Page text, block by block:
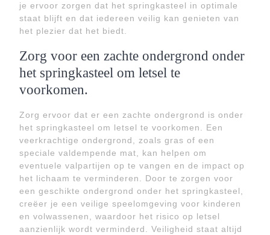
je ervoor zorgen dat het springkasteel in optimale
staat blijft en dat iedereen veilig kan genieten van
het plezier dat het biedt.
Zorg voor een zachte ondergrond onder
het springkasteel om letsel te
voorkomen.
Zorg ervoor dat er een zachte ondergrond is onder
het springkasteel om letsel te voorkomen. Een
veerkrachtige ondergrond, zoals gras of een
speciale valdempende mat, kan helpen om
eventuele valpartijen op te vangen en de impact op
het lichaam te verminderen. Door te zorgen voor
een geschikte ondergrond onder het springkasteel,
creëer je een veilige speelomgeving voor kinderen
en volwassenen, waardoor het risico op letsel
aanzienlijk wordt verminderd. Veiligheid staat altijd